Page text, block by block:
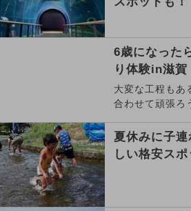
6歳になった
り体験in滋賀
大変な工程もあ
合わせて頑張ろ
夏休みに子
しい格安ス